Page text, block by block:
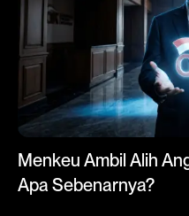
Menkeu Ambil Alih
Apa Sebenarnya?